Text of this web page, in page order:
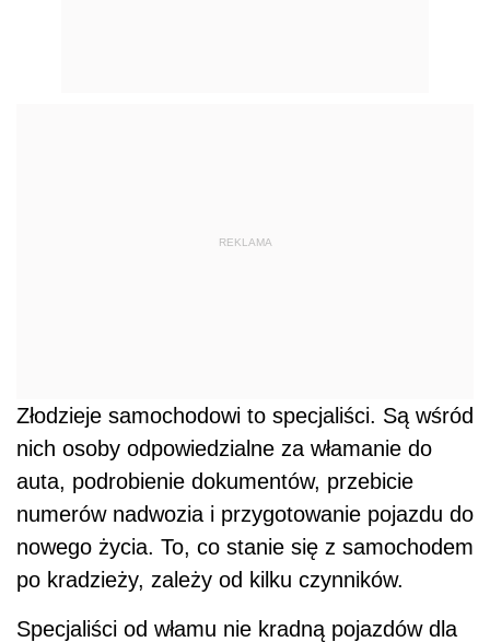
REKLAMA
Złodzieje samochodowi to specjaliści. Są wśród
nich osoby odpowiedzialne za włamanie do
auta, podrobienie dokumentów, przebicie
numerów nadwozia i przygotowanie pojazdu do
nowego życia. To, co stanie się z samochodem
po kradzieży, zależy od kilku czynników.
Specjaliści od włamu nie kradną pojazdów dla